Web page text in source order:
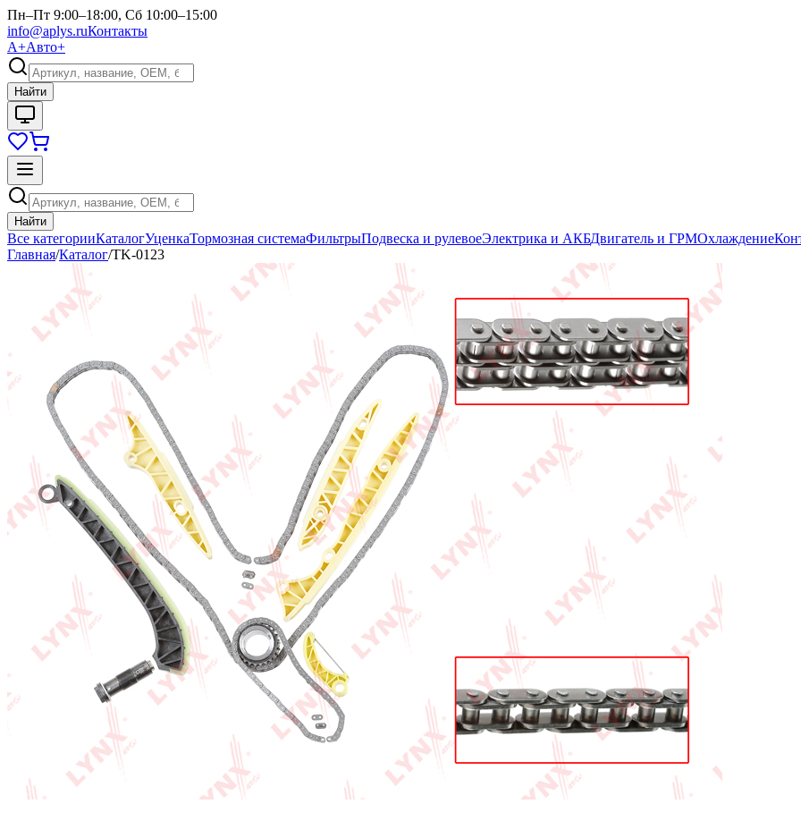
Пн–Пт 9:00–18:00, Сб 10:00–15:00
info@aplys.ruКонтакты
А+Авто+
Найти
Найти
Все категорииКаталогУценкаТормозная системаФильтрыПодвеска и рулевоеЭлектрика и АКБДвигатель и ГРМОхлаждение
Главная/Каталог/TK-0123